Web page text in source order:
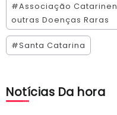
#Associação
outras Doenças Raras
#Santa Catarina
Notícias Da hora